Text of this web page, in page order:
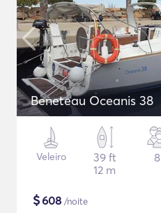
Beneteau Oceanis 38
Veleiro
39 ft
12 m
8
$608 /noite